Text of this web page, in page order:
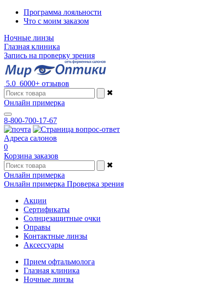
Программа лояльности
Что с моим заказом
Ночные линзы
Глазная клиника
Запись на проверку зрения
5.0 6000+ отзывов
✖
Онлайн примерка
8-800-700-17-67
Адреса салонов
0
Корзина заказов
✖
Онлайн примерка
Онлайн примерка Проверка зрения
Акции
Сертификаты
Солнцезащитные очки
Оправы
Контактные линзы
Аксессуары
Прием офтальмолога
Глазная клиника
Ночные линзы